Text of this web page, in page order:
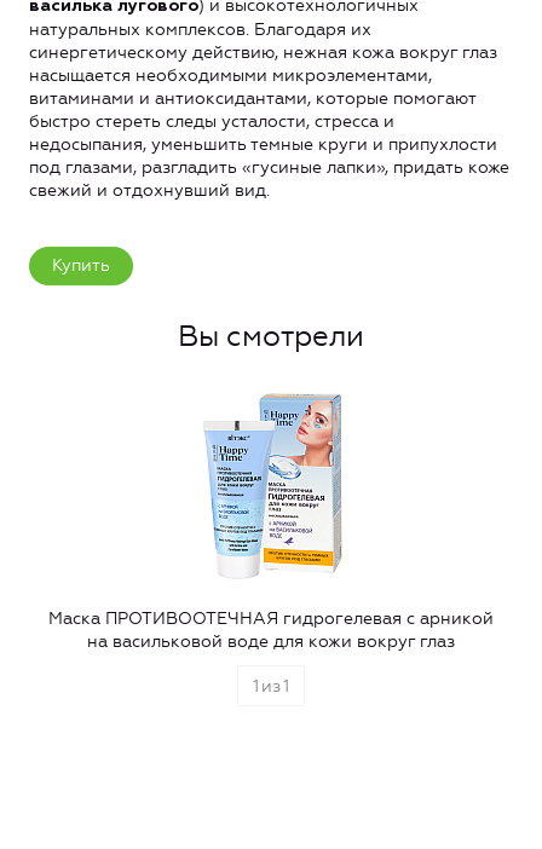
василька лугового) и высокотехнологичных
натуральных комплексов. Благодаря их
синергетическому действию, нежная кожа вокруг глаз
насыщается необходимыми микроэлементами,
витаминами и антиоксидантами, которые помогают
быстро стереть следы усталости, стресса и
недосыпания, уменьшить темные круги и припухлости
под глазами, разгладить «гусиные лапки», придать коже
свежий и отдохнувший вид.
Купить
Вы смотрели
Маска ПРОТИВООТЕЧНАЯ гидрогелевая с арникой
на васильковой воде для кожи вокруг глаз
1 из1